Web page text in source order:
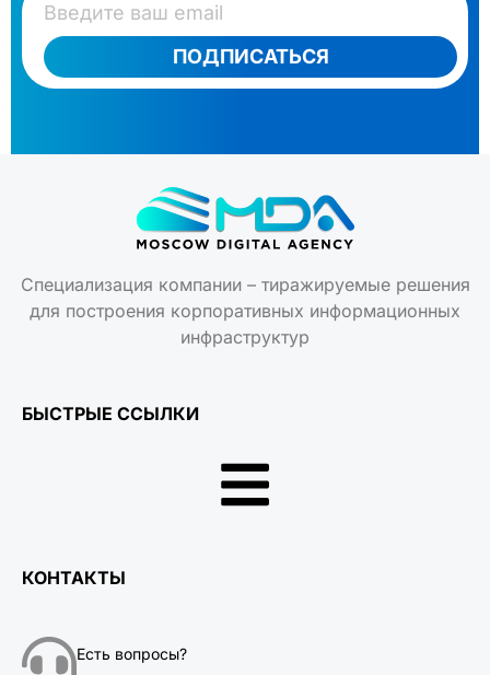
ПОДПИСАТЬСЯ
Специализация компании – тиражируемые решения
для построения корпоративных информационных
инфраструктур
БЫСТРЫЕ ССЫЛКИ
КОНТАКТЫ
Есть вопросы?